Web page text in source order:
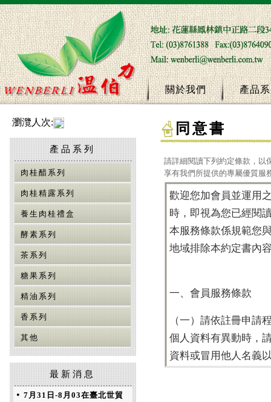
關於我們 產品
瀏灠人次:
產品系列
肉桂醋系列
肉桂精露系列
養生肉桂禮盒
酵素系列
茶系列
糖果系列
精油系列
香系列
其他
最新消息
• 7月31日-8月03在臺北世貿
同意書
請詳細閱讀下列約定條款，以
享有我們所提供的專屬優質服